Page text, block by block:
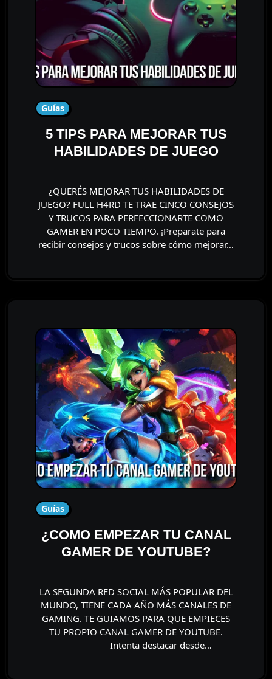
Guías
5 TIPS PARA MEJORAR TUS
HABILIDADES DE JUEGO
¿QUERÉS MEJORAR TUS HABILIDADES DE
JUEGO? FULL H4RD TE TRAE CINCO CONSEJOS
Y TRUCOS PARA PERFECCIONARTE COMO
GAMER EN POCO TIEMPO. ¡Preparate para
recibir consejos y trucos sobre cómo mejorar…
Guías
¿COMO EMPEZAR TU CANAL
GAMER DE YOUTUBE?
LA SEGUNDA RED SOCIAL MÁS POPULAR DEL
MUNDO, TIENE CADA AÑO MÁS CANALES DE
GAMING. TE GUIAMOS PARA QUE EMPIECES
TU PROPIO CANAL GAMER DE YOUTUBE.
⠀⠀⠀⠀⠀⠀⠀ Intenta destacar desde…